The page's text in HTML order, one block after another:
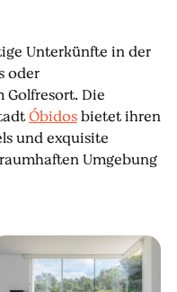
Unterkünfte in der
oder
Die
Óbidosbietet ihren
und exquisite
Umgebung